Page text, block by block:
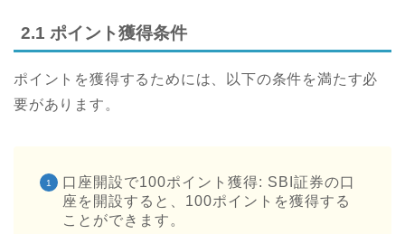
2.1 ポイント獲得条件
ポイントを獲得するためには、以下の条件を満たす必
要があります。
口座開設で100ポイント獲得: SBI証券の口
座を開設すると、100ポイントを獲得する
ことができます。